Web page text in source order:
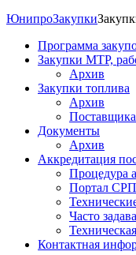
ЮнипроЗакупки
Программа
Закупки МТР,
Архив
Закупки топлива
Архив
Документы
Архив
Аккредитация
Процедура
Портал СРП
Часто
Контактная